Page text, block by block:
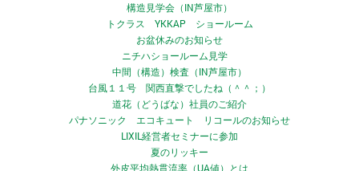
構造見学会（IN芦屋市）
トクラス YKKAP ショールーム
お盆休みのお知らせ
ニチハショールーム見学
中間（構造）検査（IN芦屋市）
台風１１号 関西直撃でしたね（＾＾；）
道花（どうばな）社員のご紹介
パナソニック エコキュート リコールのお知らせ
LIXIL経営者セミナーに参加
夏のリッキー
外皮平均熱貫流率（UA値）とは